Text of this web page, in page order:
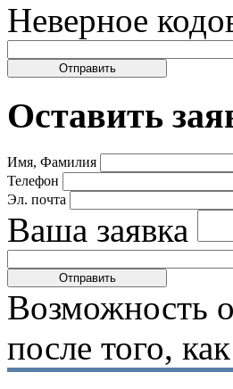
Неверное
Оставить
Имя, Фамилия
Телефон
Эл. почта
Ваша заявка
Возможность
после того,